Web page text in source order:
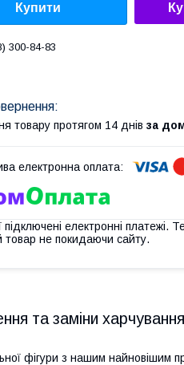
Купити
300-84-83
товару протягом 14 днів за
підключені електронні платежі.
товар не покидаючи сайту.
та заміни
фігури з нашим найновішим